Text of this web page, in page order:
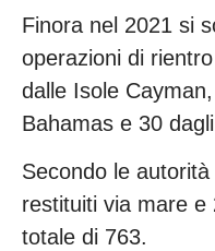
Finora nel 2021 si
operazioni di
dalle Isole
Bahamas e 30
Secondo le
restituiti via mare e
totale di 763.